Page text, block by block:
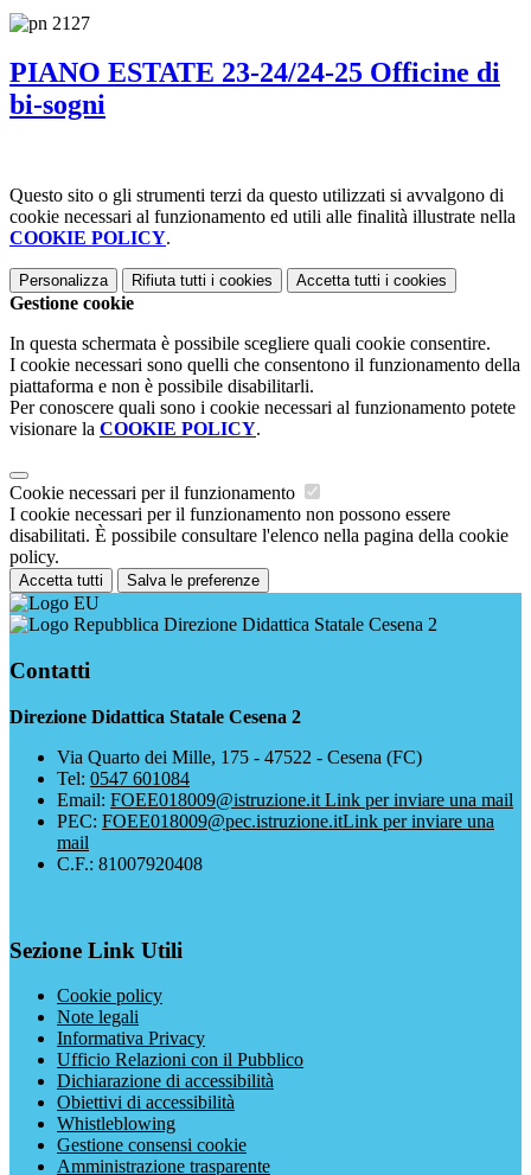
PIANO ESTATE 23-24/24-25 Officine di
bi-sogni
Questo sito o gli strumenti terzi da questo utilizzati si avvalgono di
cookie necessari al funzionamento ed utili alle finalità illustrate nella
COOKIE POLICY.
Personalizza Rifiuta tutti i cookies Accetta tutti i cookies
Gestione cookie
In questa schermata è possibile scegliere quali cookie consentire.
I cookie necessari sono quelli che consentono il funzionamento della
piattaforma e non è possibile disabilitarli.
Per conoscere quali sono i cookie necessari al funzionamento potete
visionare la COOKIE POLICY.
Cookie necessari per il funzionamento
I cookie necessari per il funzionamento non possono essere
disabilitati. È possibile consultare l'elenco nella pagina della cookie
policy.
Accetta tutti Salva le preferenze
Direzione Didattica Statale Cesena 2
Contatti
Direzione Didattica Statale Cesena 2
Via Quarto dei Mille, 175 - 47522 - Cesena (FC)
Tel: 0547 601084
Email: FOEE018009@istruzione.it Link per inviare una mail
PEC: FOEE018009@pec.istruzione.itLink per inviare una
mail
C.F.: 81007920408
Sezione Link Utili
Cookie policy
Note legali
Informativa Privacy
Ufficio Relazioni con il Pubblico
Dichiarazione di accessibilità
Obiettivi di accessibilità
Whistleblowing
Gestione consensi cookie
Amministrazione trasparente